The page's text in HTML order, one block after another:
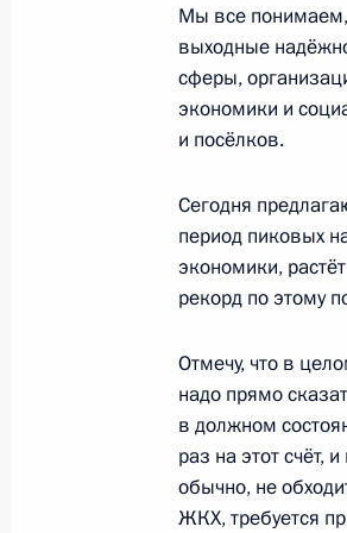
лесным
2 ноября 2021 года,
Совещание по
полуострова
27 октября 2021
Перечень
Правительства
24 октября 2021
Мы все
выходные
сферы,
экономики и
и посёлков.
Сегодня
период пиковых
экономики,
рекорд по этому
Отмечу, что в
надо прямо
в должном
раз на этот счёт,
обычно, не
ЖКХ, требуется